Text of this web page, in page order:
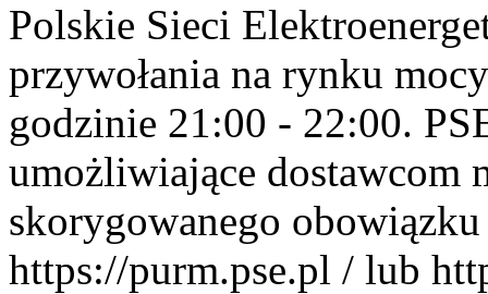
Polskie Sieci
przywołania na rynku
godzinie 21:00 - 22:00.
umożliwiające dostawcom
skorygowanego
https://purm.pse.pl / lub